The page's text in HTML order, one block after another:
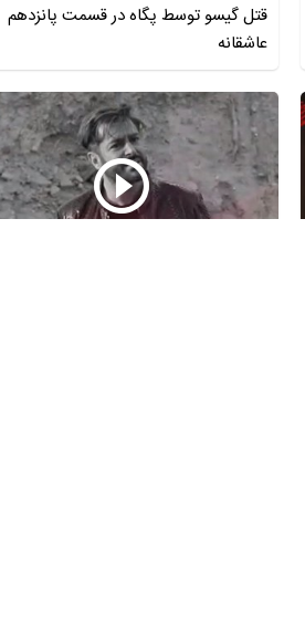
قتل گیسو توسط پگاه در قسمت پانزدهم
عاشقانه